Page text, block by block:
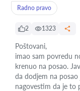
Radno pravo
2 1323
Poštovani,
imao sam povredu
krenuo na posao.
da dodjem na
nagovestim da je to